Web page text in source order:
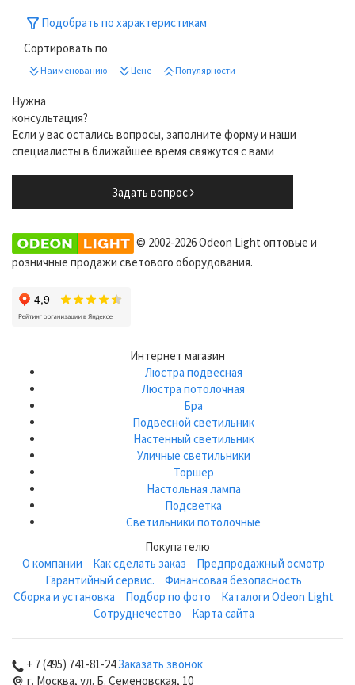
Подобрать по характеристикам
Сортировать по
Наименованию Цене Популярности
Нужна
консультация?
Если у вас остались вопросы, заполните форму и наши
специалисты в ближайшее время свяжутся с вами
Задать вопрос
© 2002-2026 Odeon Light оптовые и
розничные продажи светового оборудования.
Интернет магазин
Люстра подвесная
Люстра потолочная
Бра
Подвесной светильник
Настенный светильник
Уличные светильники
Торшер
Настольная лампа
Подсветка
Светильники потолочные
Покупателю
О компании
Как сделать заказ
Предпродажный осмотр
Гарантийный сервис.
Финансовая безопасность
Сборка и установка
Подбор по фото
Каталоги Odeon Light
Сотруднечество
Карта сайта
+ 7 (495) 741-81-24Заказать звонок
г. Москва, ул. Б. Семеновская, 10